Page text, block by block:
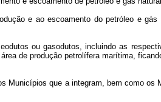
e ao escoamento do petróleo e
ou gasodutos, incluindo as
de produção petrolífera marítima,
Municípios que a integram, bem como